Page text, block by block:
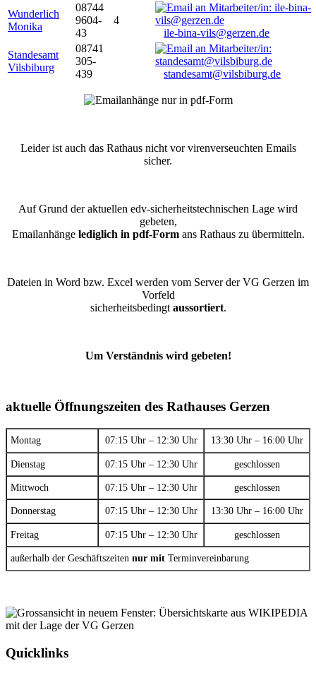
Wunderlich
Monika
08744
9604-
43
4
ile-bina-vils@gerzen.de
Standesamt
Vilsbiburg
08741
305-
439
standesamt@vilsbiburg.de
Leider ist auch das Rathaus nicht vor virenverseuchten Emails
sicher.
Auf Grund der aktuellen edv-sicherheitstechnischen Lage wird
gebeten,
Emailanhänge lediglich in pdf-Formans Rathaus zu übermitteln.
Dateien in Word bzw. Excel werden vom Server der VG Gerzen im
Vorfeld
sicherheitsbedingt aussortiert.
Um Verständnis wird gebeten!
aktuelle Öffnungszeiten des Rathauses Gerzen
Montag 07:15 Uhr – 12:30 Uhr 13:30 Uhr – 16:00 Uhr
Dienstag 07:15 Uhr – 12:30 Uhr geschlossen
Mittwoch 07:15 Uhr – 12:30 Uhr geschlossen
Donnerstag 07:15 Uhr – 12:30 Uhr 13:30 Uhr – 16:00 Uhr
Freitag 07:15 Uhr – 12:30 Uhr geschlossen
außerhalb der Geschäftszeiten nur mit Terminvereinbarung
Quicklinks